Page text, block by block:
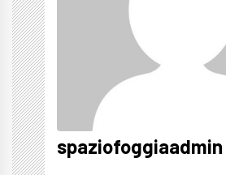
spaziofoggiaadmin